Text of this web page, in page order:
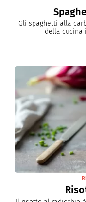
Gli spaghetti alla
della cucina